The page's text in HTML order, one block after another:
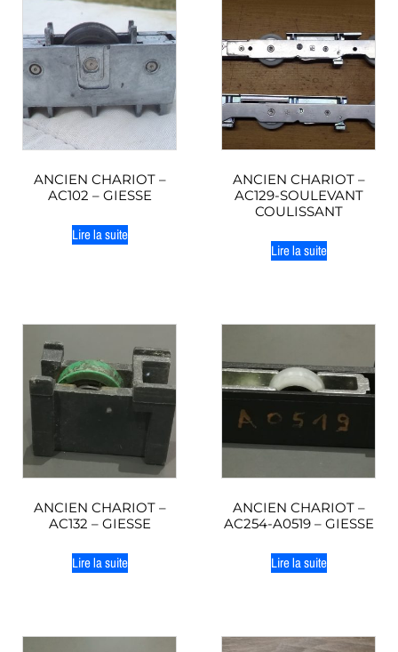
ANCIEN CHARIOT –
AC102 – GIESSE
Lire la suite
ANCIEN CHARIOT –
AC129-SOULEVANT
COULISSANT
Lire la suite
ANCIEN CHARIOT –
AC132 – GIESSE
Lire la suite
ANCIEN CHARIOT –
AC254-A0519 – GIESSE
Lire la suite